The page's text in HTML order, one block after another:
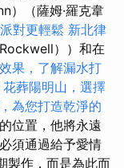
）（薩姆·羅克韋
對更輕鬆 新北律
Rockwell））和在
果，了解漏水打
花葬陽明山，選擇
為您打造乾淨的
位置，他將永遠
須通過給予愛情
製作，而是為此而